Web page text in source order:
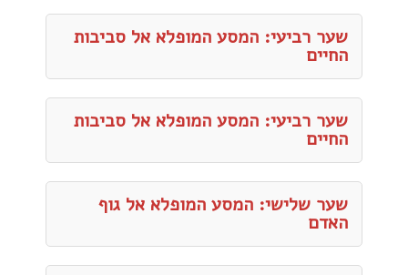
שער רביעי: המסע המופלא אל סביבות
החיים
שער רביעי: המסע המופלא אל סביבות
החיים
שער שלישי: המסע המופלא אל גוף
האדם